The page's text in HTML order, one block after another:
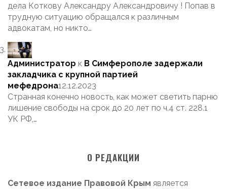
дела Коткову Александру Александровичу ! Попав в
трудную ситуацию обращался к различным
адвокатам, но никто…
Администратор к В Симферополе задержали
закладчика с крупной партией
мефедрона12.12.2023
Странная конечно новость, как может светить парню
лишение свободы на срок до 20 лет по ч.4 ст. 228.1
УК РФ,…
О РЕДАКЦИИ
Сетевое издание Правовой Крым является